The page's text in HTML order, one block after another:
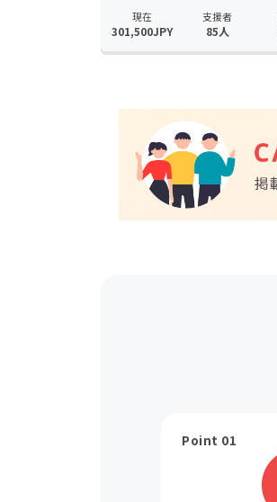
現在
301,500JPY
支援者
85人
Point 01